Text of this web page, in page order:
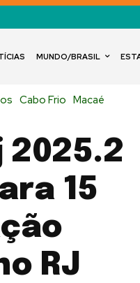
MUNDO/BRASIL
Cabo Frio Macaé
15
RJ